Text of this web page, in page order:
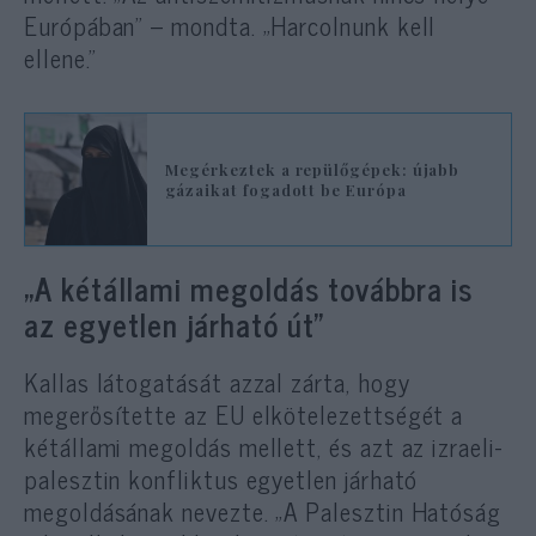
Európában” – mondta. „Harcolnunk kell
ellene.”
Megérkeztek a repülőgépek: újabb
gázaikat fogadott be Európa
„A kétállami megoldás továbbra is
az egyetlen járható út”
Kallas látogatását azzal zárta, hogy
megerősítette az EU elkötelezettségét a
kétállami megoldás mellett, és azt az izraeli-
palesztin konfliktus egyetlen járható
megoldásának nevezte. „A Palesztin Hatóság